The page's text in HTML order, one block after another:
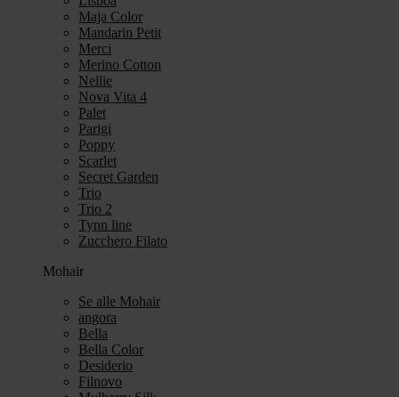
Maja Color
Mandarin Petit
Merci
Merino Cotton
Nellie
Nova Vita 4
Palet
Parigi
Poppy
Scarlet
Secret Garden
Trio
Trio 2
Tynn line
Zucchero Filato
Mohair
Se alle Mohair
angora
Bella
Bella Color
Desiderio
Filnovo